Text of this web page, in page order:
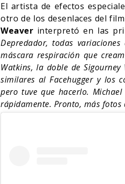
El artista de efectos
otro de los desenlaces del
Weaver interpretó en las
Depredador, todas
máscara respiración que
Watkins, la doble de
similares al Facehugger y los
pero tuve que hacerlo.
rápidamente. Pronto, más fotos